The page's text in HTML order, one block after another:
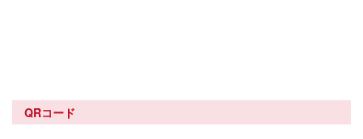
QRコード